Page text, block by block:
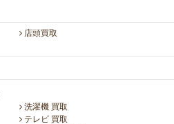
店頭買取
洗濯機 買取
テレビ 買取